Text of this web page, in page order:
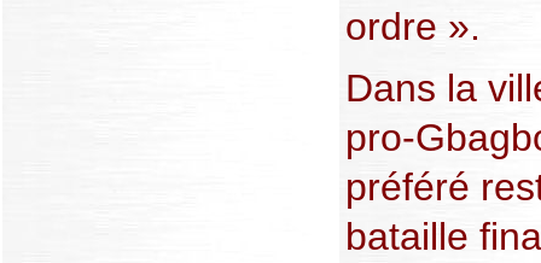
ordre ».
Dans la
pro-
préféré
bataille